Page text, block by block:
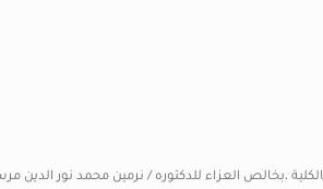
،بخالص العزاء للدكتوره / نرمين محمد نور